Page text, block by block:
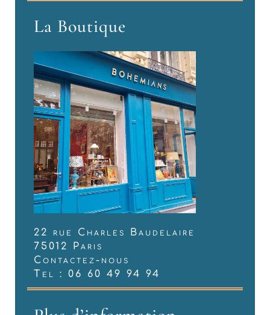
La Boutique
22 rue Charles Baudelaire
75012 Paris
Contactez-nous
Tel : 06 60 49 94 94